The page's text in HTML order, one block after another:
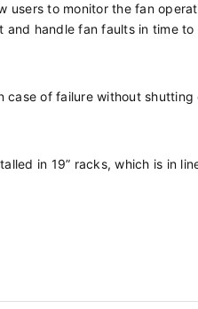
users to monitor the fan
and handle fan faults in time to
case of failure without shutting
in 19” racks, which is in